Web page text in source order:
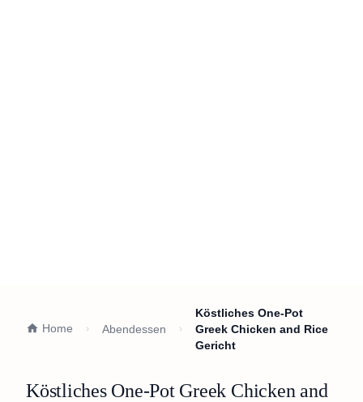
Home Abendessen
Köstliches One-Pot
Greek Chicken and Rice
Gericht
Köstliches One-Pot Greek Chicken and